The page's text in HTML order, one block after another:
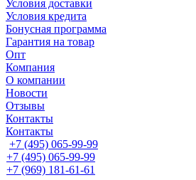
Условия доставки
Условия кредита
Бонусная программа
Гарантия на товар
Опт
Компания
О компании
Новости
Отзывы
Контакты
Контакты
+7 (495) 065-99-99
+7 (495) 065-99-99
+7 (969) 181-61-61